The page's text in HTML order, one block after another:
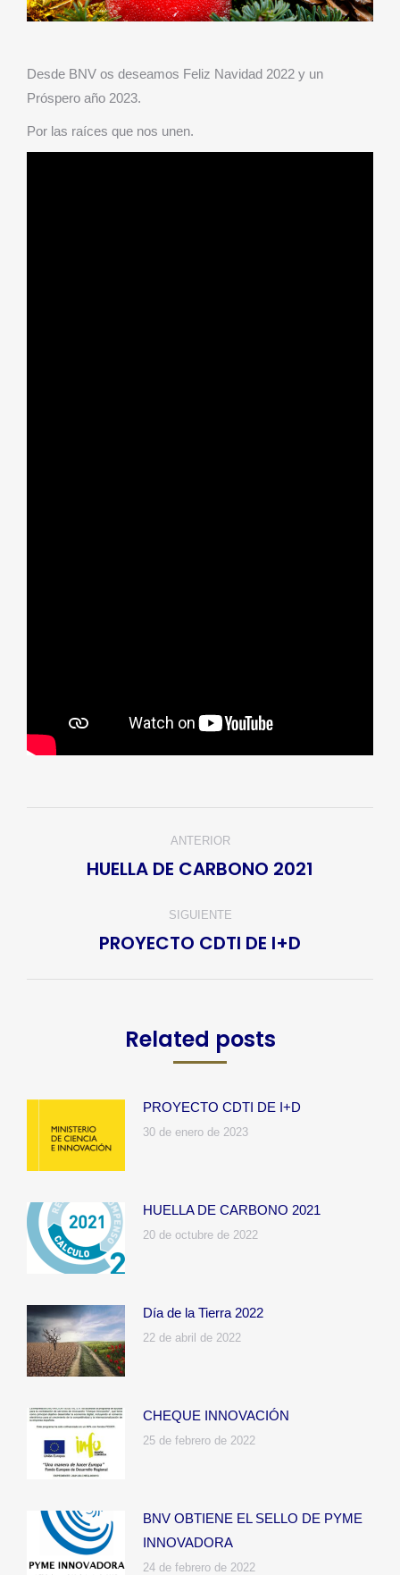
Desde BNV os deseamos Feliz Navidad 2022 y un
Próspero año 2023.
Por las raíces que nos unen.
Navegación
entre
publicaciones
ANTERIOR
Publicación
HUELLA DE CARBONO 2021
SIGUIENTE
Publicación
PROYECTO CDTI DE I+D
Related posts
PROYECTO CDTI DE I+D
30 de enero de 2023
HUELLA DE CARBONO 2021
20 de octubre de 2022
Día de la Tierra 2022
22 de abril de 2022
CHEQUE INNOVACIÓN
25 de febrero de 2022
BNV OBTIENE EL SELLO DE PYME
INNOVADORA
24 de febrero de 2022